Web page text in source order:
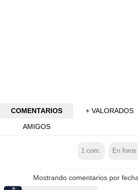
COMENTARIOS
+ VALORADOS
AMIGOS
1 com. En foros
Mostrando comentarios por